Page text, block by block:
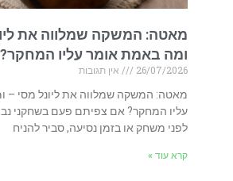
מאטה: המשקה שמלווה את
ומה באמת אומר עליו המחקר?
26/07/2026
אין תגובות
מאטה: המשקה שמלווה את ליונל מסי –
עליו המחקר? אם צפיתם פעם בשחקני
לפני משחק או בזמן נסיעה, סביר להניח
קרא עוד »